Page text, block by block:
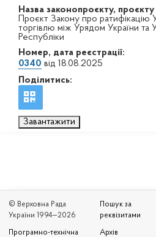
Назва законопроєкту,
Проєкт Закону про ратифікацію
торгівлю між Урядом України та
Республіки
Номер, дата реєстрації:
0340 від 18.08.2025
Поділитись:
Завантажити
© Верховна Рада
України 1994—2026
Програмно-технічна
Пошук за
реквізитами
Архів